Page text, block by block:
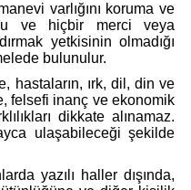
varlığını koruma ve
ve hiçbir merci veya
yetkisinin olmadığı
bulunulur.
hastaların, ırk, dil, din ve
felsefi inanç ve ekonomik
dikkate alınamaz.
ulaşabileceği şekilde
yazılı haller dışında,